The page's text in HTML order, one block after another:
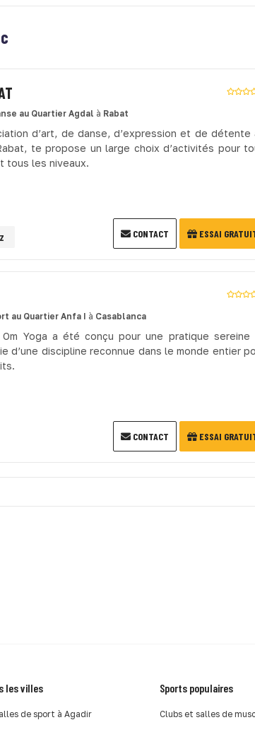
au Quartier Agdal à Rabat
d’art, de danse, d’expression et de détente
te propose un large choix d’activités pour
tous les niveaux.
CONTACT ESSAI
au Quartier Anfa I à Casablanca
Yoga a été conçu pour une pratique sereine
d’une discipline reconnue dans le monde entier
CONTACT ESSAI
les villes
de sport à Agadir
Sports populaires
Clubs et salles de